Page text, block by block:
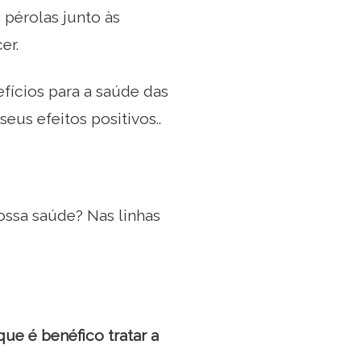
junto às
para a saúde das
efeitos positivos..
saúde? Nas linhas
é benéfico tratar a